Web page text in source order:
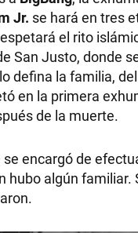
Jr. se hará en tres
el rito
San Justo, donde
defina la familia,
en la primera
de la muerte.
se encargó de
hubo algún familiar.